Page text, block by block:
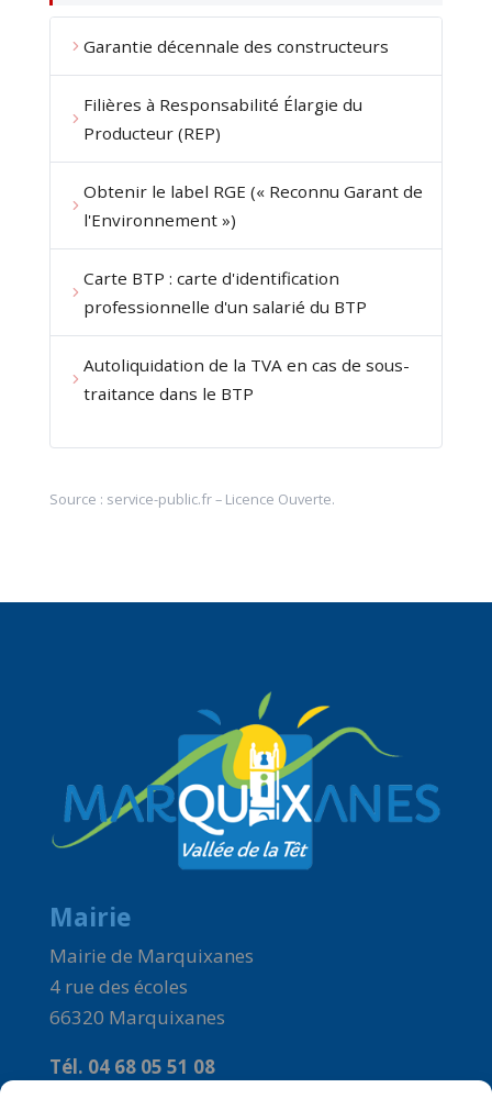
Garantie décennale des constructeurs
Filières à Responsabilité Élargie du
Producteur (REP)
Obtenir le label RGE (« Reconnu Garant de
l'Environnement »)
Carte BTP : carte d'identification
professionnelle d'un salarié du BTP
Autoliquidation de la TVA en cas de sous-
traitance dans le BTP
Source : service-public.fr– Licence Ouverte.
Mairie
Mairie de Marquixanes
4 rue des écoles
66320 Marquixanes
Tél. 04 68 05 51 08